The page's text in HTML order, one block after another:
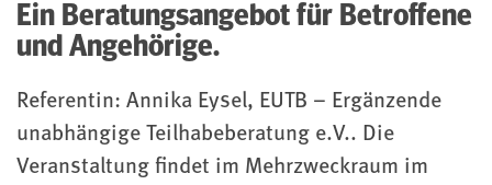
Ein Beratungsangebot für Betroffene
und Angehörige.
Referentin: Annika Eysel, EUTB – Ergänzende
unabhängige Teilhabeberatung e.V.. Die
Veranstaltung findet im Mehrzweckraum im